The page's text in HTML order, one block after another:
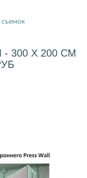
съемок
300 X 200 СМ